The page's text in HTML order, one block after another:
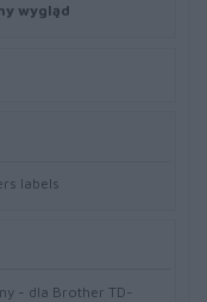
wygląd
labels
- dla Brother TD-